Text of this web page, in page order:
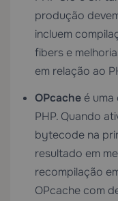
produção
incluem
fibers e
em relação ao
OPcache é
PHP. Quando
bytecode na
resultado em
recompilação
OPcache com